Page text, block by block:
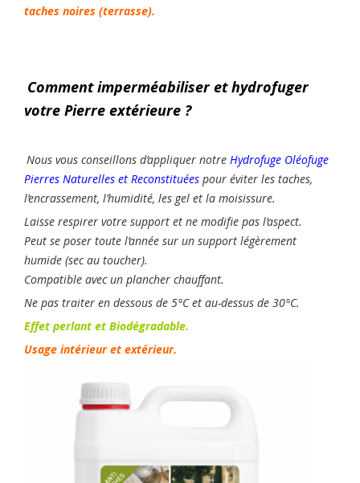
taches noires (terrasse).
Comment imperméabiliser et hydrofuger
votre Pierre extérieure ?
Nous vous conseillons d’appliquer notre Hydrofuge Oléofuge
Pierres Naturelles et Reconstituées pour éviter les taches,
l’encrassement, l’humidité, les gel et la moisissure.
Laisse respirer votre support et ne modifie pas l’aspect.
Peut se poser toute l’année sur un support légèrement
humide (sec au toucher).
Compatible avec un plancher chauffant.
Ne pas traiter en dessous de 5°C et au-dessus de 30°C.
Effet perlant et Biodégradable.
Usage intérieur et extérieur.